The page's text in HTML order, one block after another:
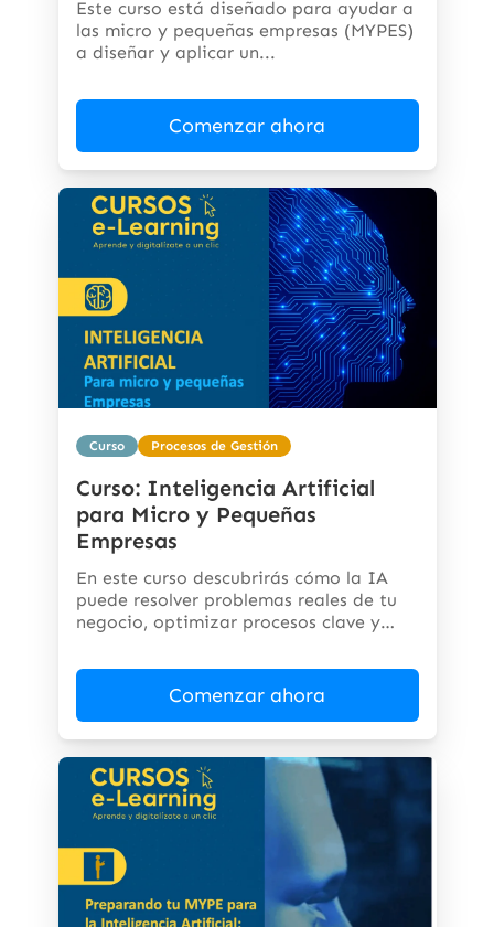
Este curso está diseñado para ayudar a
las micro y pequeñas empresas (MYPES)
a diseñar y aplicar un...
Comenzar ahora
Curso Procesos de Gestión
Curso: Inteligencia Artificial
para Micro y Pequeñas
Empresas
En este curso descubrirás cómo la IA
puede resolver problemas reales de tu
negocio, optimizar procesos clave y
Comenzar ahora